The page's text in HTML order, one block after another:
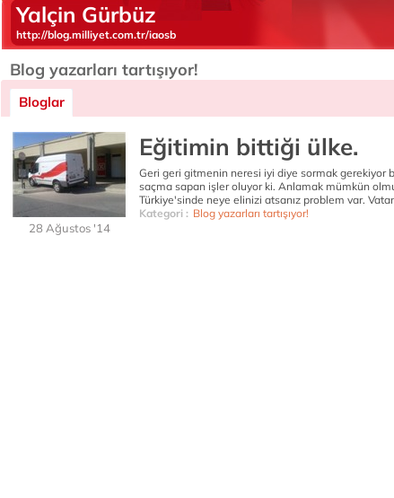
Yalçin Gürbüz
http://blog.milliyet.com.tr/iaosb
Blog yazarları tartışıyor!
Bloglar
28 Ağustos '14
Eğitimin bittiği ülke.
Geri geri gitmenin neresi iyi diye sormak gerekiyor
saçma sapan işler oluyor ki. Anlamak mümkün
Türkiye'sinde neye elinizi atsanız problem var.
Kategori : Blog yazarları tartışıyor!